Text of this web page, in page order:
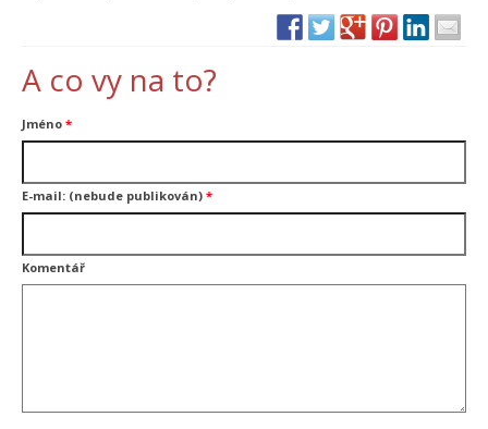
A co vy na to?
Jméno *
E-mail: (nebude publikován) *
Komentář